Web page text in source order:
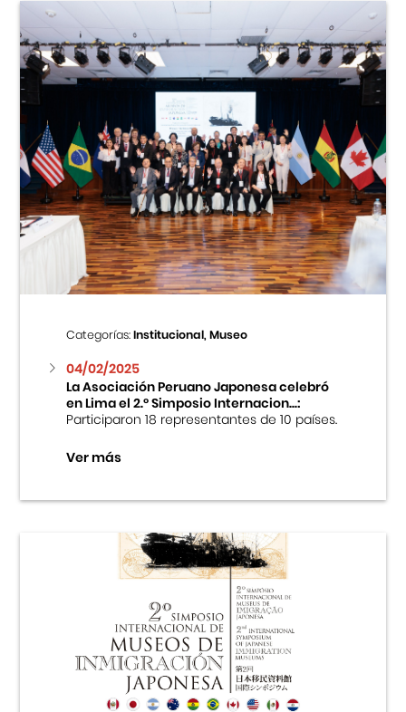
Categorías:Institucional, Museo
04/02/2025
La Asociación Peruano Japonesa celebró
en Lima el 2.º Simposio Internacion...:
Participaron 18 representantes de 10 países.
Ver más